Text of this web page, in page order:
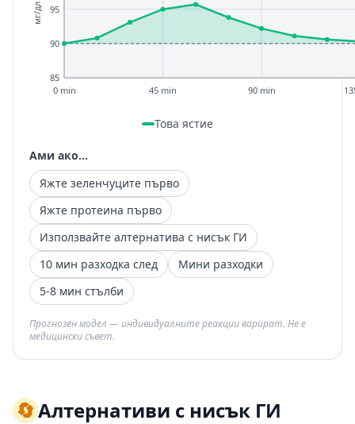
85
90
95
0 min 45 min 90 min
мг/дл
Това ястие
Ами ако...
Яжте зеленчуците първо
Яжте протеина първо
Използвайте алтернатива с нисък ГИ
10 мин разходка след
Мини разходки
5-8 мин стълби
Прогнозен модел — индивидуалните реакции варират. Не е
медицински съвет.
🔄Алтернативи с нисък ГИ